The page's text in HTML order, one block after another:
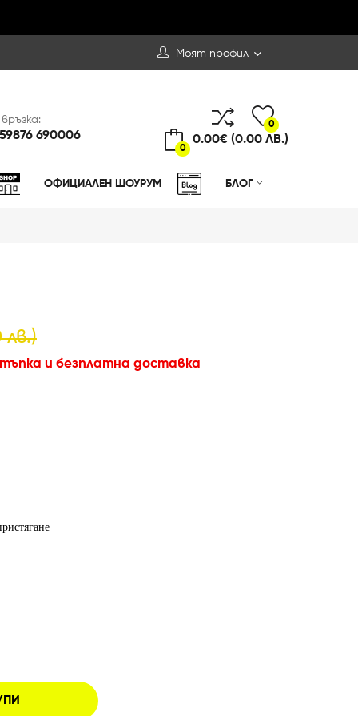
Моят профил
690006
0
0
0.00€ (0.00 ЛВ.)
ОФИЦИАЛЕН ШОУРУМ БЛОГ
лв.)
и безплатна доставка